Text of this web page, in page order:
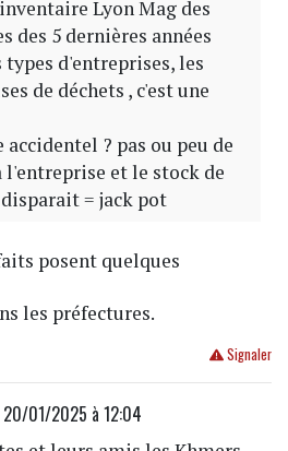
Lyon Mag des
des 5 dernières années
types d'entreprises, les
de déchets , c'est une
accidentel ? pas ou peu de
l'entreprise et le stock de
= jack pot
posent quelques
les préfectures.
Signaler
01/2025 à 12:04